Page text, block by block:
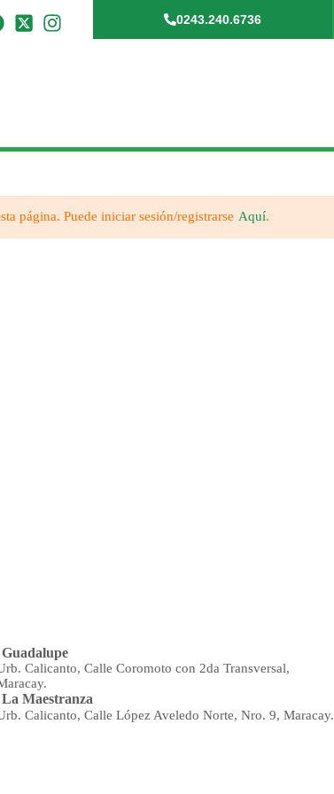
0243.240.6736
página. Puede iniciar sesión/registrarse Aquí.
Guadalupe
Calicanto, Calle Coromoto con 2da Transversal,
La Maestranza
Calicanto, Calle López Aveledo Norte, Nro. 9, Maracay.